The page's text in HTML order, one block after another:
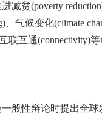
减贫(poverty
、气候变化(climate
互联互通(connectivity)等
般性辩论时提出全